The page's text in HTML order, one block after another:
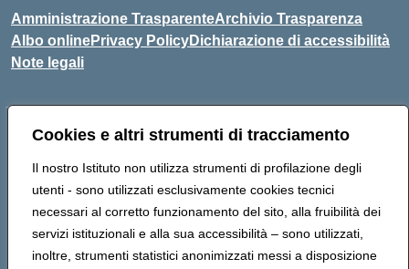
Cookies e altri strumenti di tracciamento
Il nostro Istituto non utilizza strumenti di profilazione degli
utenti - sono utilizzati esclusivamente cookies tecnici
necessari al corretto funzionamento del sito, alla fruibilità dei
servizi istituzionali e alla sua accessibilità – sono utilizzati,
inoltre, strumenti statistici anonimizzati messi a disposizione
Amministrazione TrasparenteArchivio Trasparenza
Albo onlinePrivacy PolicyDichiarazione di accessibilità
Note legali
Indirizzo:Via Olimpia, 14 88068 SOVERATO (CZ)
Posta elettronica certificata (PEC):czic869004@pec.istruzione.it
Codice fiscale: 84000710792